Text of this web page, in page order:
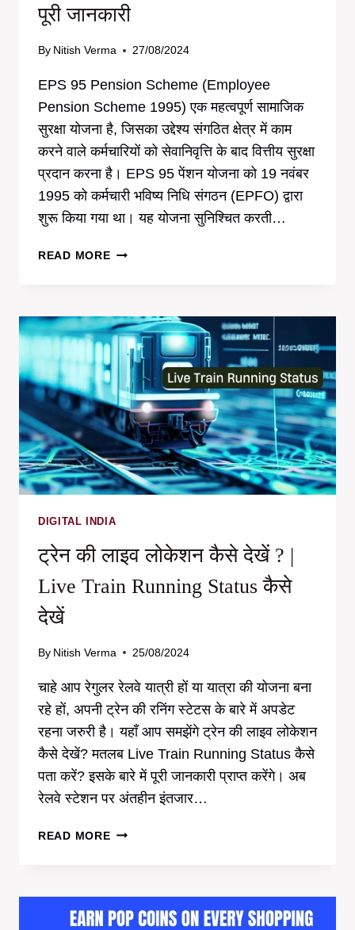
SMALL
BANK
CLOUSER
FORM
पूरी जानकारी
By Nitish Verma 27/08/2024
EPS 95 Pension Scheme (Employee
Pension Scheme 1995) एक महत्वपूर्ण सामाजिक
सुरक्षा योजना है, जिसका उद्देश्य संगठित क्षेत्र में काम
करने वाले कर्मचारियों को सेवानिवृत्ति के बाद वित्तीय सुरक्षा
प्रदान करना है। EPS 95 पेंशन योजना को 19 नवंबर
1995 को कर्मचारी भविष्य निधि संगठन (EPFO) द्वारा
शुरू किया गया था। यह योजना सुनिश्चित करती…
READ MOREEPS
विकल्प,
नियम,
पात्रता
और
आवेदन
प्रपत्रों
की
पूरी
जानकारी
DIGITAL INDIA
ट्रेन की लाइव लोकेशन कैसे देखें ? |
Live Train Running Status कैसे
देखें
By Nitish Verma 25/08/2024
चाहे आप रेगुलर रेलवे यात्री हों या यात्रा की योजना बना
रहे हों, अपनी ट्रेन की रनिंग स्टेटस के बारे में अपडेट
रहना जरुरी है। यहाँ आप समझेंगे ट्रेन की लाइव लोकेशन
कैसे देखें? मतलब Live Train Running Status कैसे
पता करें? इसके बारे में पूरी जानकारी प्राप्त करेंगे। अब
रेलवे स्टेशन पर अंतहीन इंतजार…
READ MOREट्रेन
देखें